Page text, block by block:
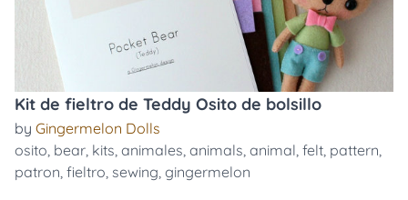
Kit de fieltro de Teddy Osito de bolsillo
by Gingermelon Dolls
osito, bear, kits, animales, animals, animal, felt, pattern,
patron, fieltro, sewing, gingermelon